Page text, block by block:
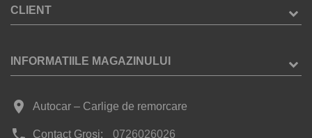
CLIENT
INFORMATIILE MAGAZINULUI
place Autocar – Carlige de remorcare
phone Contact Groși: 0726026026